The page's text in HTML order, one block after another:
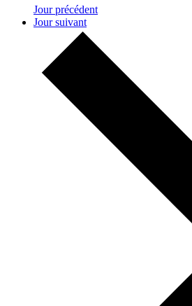
Jour précédent
Jour suivant